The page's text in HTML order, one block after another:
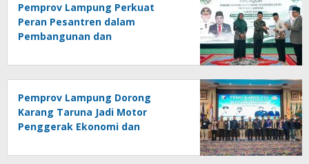
Pemprov Lampung Perkuat
Peran Pesantren dalam
Pembangunan dan
Pemprov Lampung Dorong
Karang Taruna Jadi Motor
Penggerak Ekonomi dan